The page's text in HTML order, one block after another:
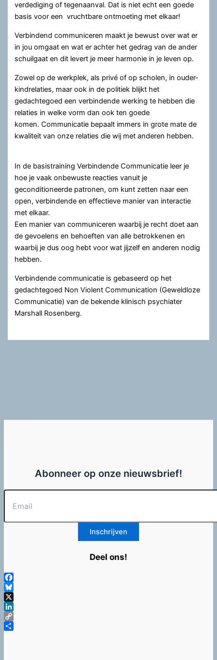
verdediging of tegenaanval. Dat is niet echt een goede
basis voor een vruchtbare ontmoeting met elkaar!
Verbindend communiceren maakt je bewust over wat er
in jou omgaat en wat er achter het gedrag van de ander
schuilgaat en dit levert je meer harmonie in je leven op.
Zowel op de werkplek, als privé of op scholen, in ouder-
kindrelaties, maar ook in de politiek blijkt het
gedachtegoed een verbindende werking te hebben die
relaties in welke vorm dan ook ten goede
komen. Communicatie bepaalt immers in grote mate de
kwaliteit van onze relaties die wij met anderen hebben.
In de basistraining Verbindende Communicatie leer je
hoe je vaak onbewuste reacties vanuit je
geconditioneerde patronen, om kunt zetten naar een
open, verbindende en effectieve manier van interactie
met elkaar.
Een manier van communiceren waarbij je recht doet aan
de gevoelens en behoeften van alle betrokkenen en
waarbij je dus oog hebt voor wat jijzelf en anderen nodig
hebben.
Verbindende communicatie is gebaseerd op het
gedachtegoed Non Violent Communication (Geweldloze
Communicatie) van de bekende klinisch psychiater
Marshall Rosenberg.
Abonneer op onze nieuwsbrief!
Deel ons!